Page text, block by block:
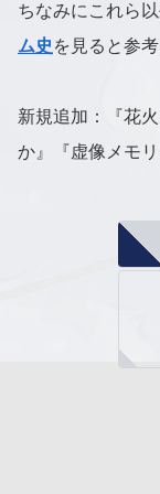
ちなみにこれら
ム史 を見ると参
新規追加：『花
か』『虚像メモリ